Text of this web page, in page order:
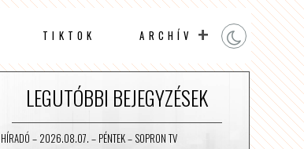
TIKTOK ARCHÍV
LEGUTÓBBI BEJEGYZÉSEK
HÍRADÓ – 2026.08.07. – PÉNTEK – SOPRON TV